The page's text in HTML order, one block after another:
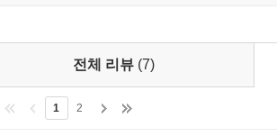
전체 리뷰 (7)
1 2